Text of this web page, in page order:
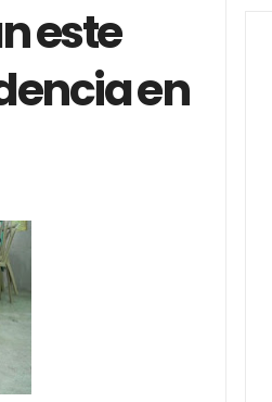
este
en